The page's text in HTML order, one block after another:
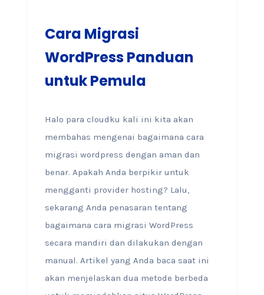
Cara Migrasi
WordPress Panduan
untuk Pemula
Halo para cloudku kali ini kita akan
membahas mengenai bagaimana cara
migrasi wordpress dengan aman dan
benar. Apakah Anda berpikir untuk
mengganti provider hosting? Lalu,
sekarang Anda penasaran tentang
bagaimana cara migrasi WordPress
secara mandiri dan dilakukan dengan
manual. Artikel yang Anda baca saat ini
akan menjelaskan dua metode berbeda